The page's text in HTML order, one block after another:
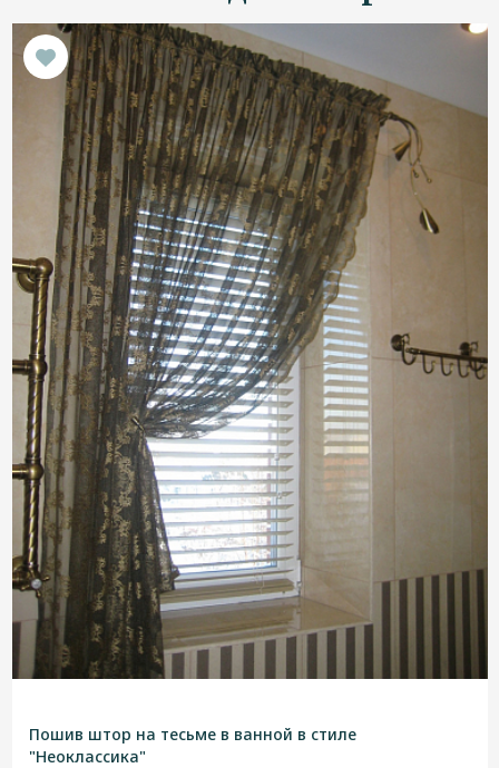
Пошив штор на тесьме в ванной в стиле
"Неоклассика"